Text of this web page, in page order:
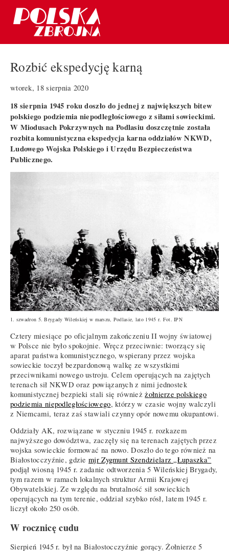
Rozbić ekspedycję karną
wtorek, 18 sierpnia 2020
18 sierpnia 1945 roku doszło do jednej z największych bitew
polskiego podziemia niepodległościowego z siłami sowieckimi.
W Miodusach Pokrzywnych na Podlasiu doszczętnie została
rozbita komunistyczna ekspedycja karna oddziałów NKWD,
Ludowego Wojska Polskiego i Urzędu Bezpieczeństwa
Publicznego.
1. szwadron 5. Brygady Wileńskiej w marszu, Podlasie, lato 1945 r. Fot. IPN
Cztery miesiące po oficjalnym zakończeniu II wojny światowej
w Polsce nie było spokojnie. Wręcz przeciwnie: tworzący się
aparat państwa komunistycznego, wspierany przez wojska
sowieckie toczył bezpardonową walkę ze wszystkimi
przeciwnikami nowego ustroju. Celem operujących na zajętych
terenach sił NKWD oraz powiązanych z nimi jednostek
komunistycznej bezpieki stali się równieżżołnierze polskiego
podziemia niepodległościowego, którzy w czasie wojny walczyli
z Niemcami, teraz zaś stawiali czynny opór nowemu okupantowi.
Oddziały AK, rozwiązane w styczniu 1945 r. rozkazem
najwyższego dowództwa, zaczęły się na terenach zajętych przez
wojska sowieckie formować na nowo. Doszło do tego również na
Białostocczyźnie, gdziemjr Zygmunt Szendzielarz „Łupaszka”
podjął wiosną 1945 r. zadanie odtworzenia 5 Wileńskiej Brygady,
tym razem w ramach lokalnych struktur Armii Krajowej
Obywatelskiej. Ze względu na brutalność sił sowieckich
operujących na tym terenie, oddział szybko rósł, latem 1945 r.
liczył około 250 osób.
W rocznicę cudu
Sierpień 1945 r. był na Białostocczyźnie gorący. Żołnierze 5